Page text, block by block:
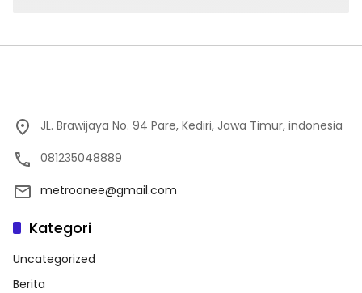
JL. Brawijaya No. 94 Pare, Kediri, Jawa Timur, indonesia
081235048889
metroonee@gmail.com
Kategori
Uncategorized
Berita